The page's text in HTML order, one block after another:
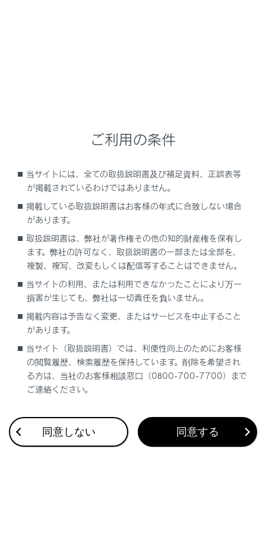
RSA ( ロードサインアシスト)
合わせて見られているページ
Lexus Teammate Advanced Park
低速時に障害物との接近を検知してブレーキをかける
最適な車間距離を保って追従走行する
はい
ご利用の条件
当サイトには、全ての取扱説明書及び補足資料、正誤表等
が掲載されているわけではありません。
掲載している取扱説明書はお客様の年式に合致しない場合
があります。
取扱説明書は、弊社が著作権その他の知的財産権を保有し
ます。弊社の許可なく、取扱説明書の一部または全部を、
複製、複写、改変もしくは配信等することはできません。
当サイトの利用、または利用できなかったことにより万一
損害が生じても、弊社は一切責任を負いません。
掲載内容は予告なく変更、またはサービスを中止すること
があります。
当サイト（取扱説明書）では、利便性向上のためにお客様
の閲覧履歴、検索履歴を保持しています。削除を希望され
る方は、当社のお客様相談窓口（0800-700-7700）まで
ご連絡ください。
同意しない 同意する